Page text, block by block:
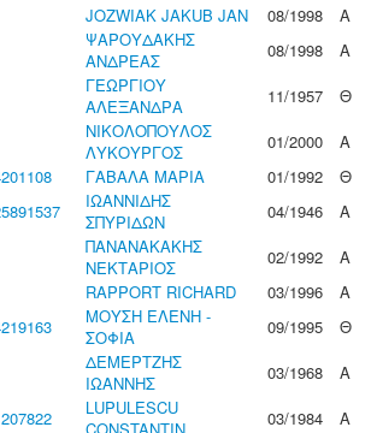
JOZWIAK JAKUB JAN 08/1998
Α
ΨΑΡΟΥΔΑΚΗΣ
ΑΝΔΡΕΑΣ
08/1998
Α
ΓΕΩΡΓΙΟΥ
ΑΛΕΞΑΝΔΡΑ
11/1957
Θ
ΝΙΚΟΛΟΠΟΥΛΟΣ
ΛΥΚΟΥΡΓΟΣ
01/2000
Α
ΓΑΒΑΛΑ ΜΑΡΙΑ 01/1992
Θ
ΙΩΑΝΝΙΔΗΣ
ΣΠΥΡΙΔΩΝ
04/1946
Α
ΠΑΝΑΝΑΚΑΚΗΣ
ΝΕΚΤΑΡΙΟΣ
02/1992
Α
RAPPORT RICHARD 03/1996
Α
ΜΟΥΣΗ ΕΛΕΝΗ -
ΣΟΦΙΑ
09/1995
Θ
ΔΕΜΕΡΤΖΗΣ
ΙΩΑΝΝΗΣ
03/1968
Α
LUPULESCU
03/1984
Α